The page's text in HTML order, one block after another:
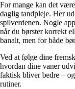
For mange kan det
daglig tandpleje. Her
spilverdenen. Nogle
når du børster korrekt
banalt, men for både
Ved at følge dine
hvordan dine vaner
faktisk bliver bedre –
rutiner.